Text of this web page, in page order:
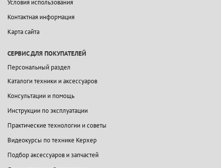
Условия использования
Контактная информация
Карта сайта
СЕРВИС ДЛЯ ПОКУПАТЕЛЕЙ
Персональный раздел
Каталоги техники и аксессуаров
Консультации и помощь
Инструкции по эксплуатации
Практические технологии и советы
Видеокурсы по технике Керхер
Подбор аксессуаров и запчастей